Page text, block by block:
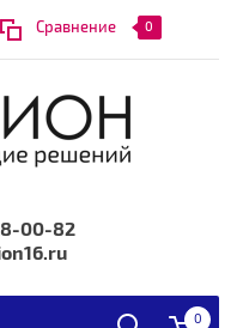
Сравнение 0
00-82
0